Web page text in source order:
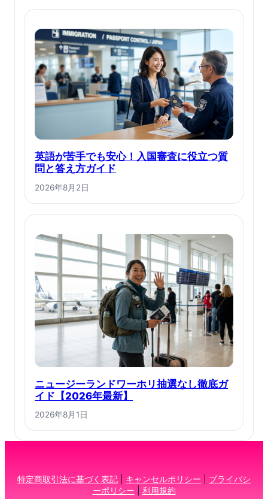
英語が苦手でも安心！入国審査に役立つ質
問と答え方ガイド
2026年8月2日
ニュージーランドワーホリ抽選なし徹底ガ
イド【2026年最新】
2026年8月1日
特定商取引法に基づく表記 キャンセルポリシー
プライバシ
ーポリシー
利用規約